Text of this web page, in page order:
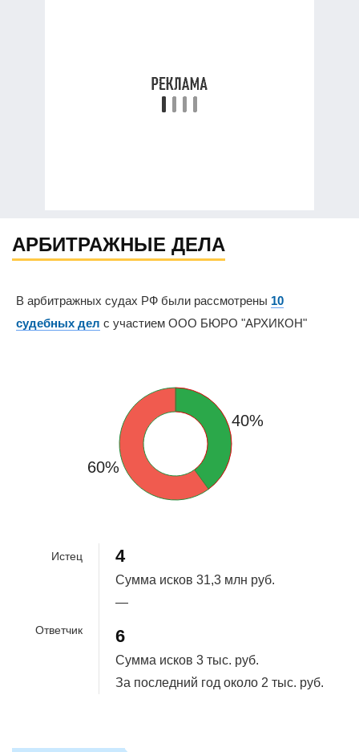
АРБИТРАЖНЫЕ ДЕЛА
В арбитражных судах РФ были рассмотрены 10
судебных дел с участием ООО БЮРО "АРХИКОН"
40%
60%
Истец
Ответчик
4
Сумма исков 31,3 млн руб.
—
6
Сумма исков 3 тыс. руб.
За последний год около 2 тыс. руб.